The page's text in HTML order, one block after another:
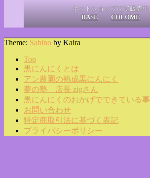
ネットショップにて販売中
BASE
COLOME
Theme: Sabino by Kaira
Top
黒にんにくとは
アン農園の熟成黒にんにく
夢の塾 店長 zigさん
黒にんにくのおかげでできている事
お問い合わせ
特定商取引法に基づく表記
プライバシーポリシー